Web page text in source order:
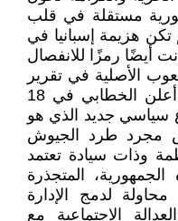
مستقلة في قلب
هزيمة إسبانيا في
أيضًا رمزًا للانفصال
الأصلية في تقرير
مصيرها. في أعقاب هذا النصر، أعلن الخطابي في 18
سياسي جديد الذي هو
مجرد طرد الجيوش
وذات سيادة تعتمد
المتجذرة
لدمج الإدارة
الاجتماعية مع